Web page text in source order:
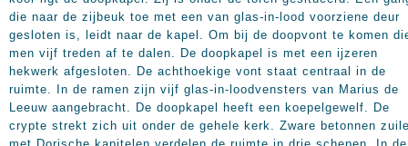
die naar de zijbeuk toe met een van glas-in-lood voorziene deur
gesloten is, leidt naar de kapel. Om bij de doopvont te komen
men vijf treden af te dalen. De doopkapel is met een ijzeren
hekwerk afgesloten. De achthoekige vont staat centraal in de
ruimte. In de ramen zijn vijf glas-in-loodvensters van Marius de
Leeuw aangebracht. De doopkapel heeft een koepelgewelf. De
crypte strekt zich uit onder de gehele kerk. Zware betonnen